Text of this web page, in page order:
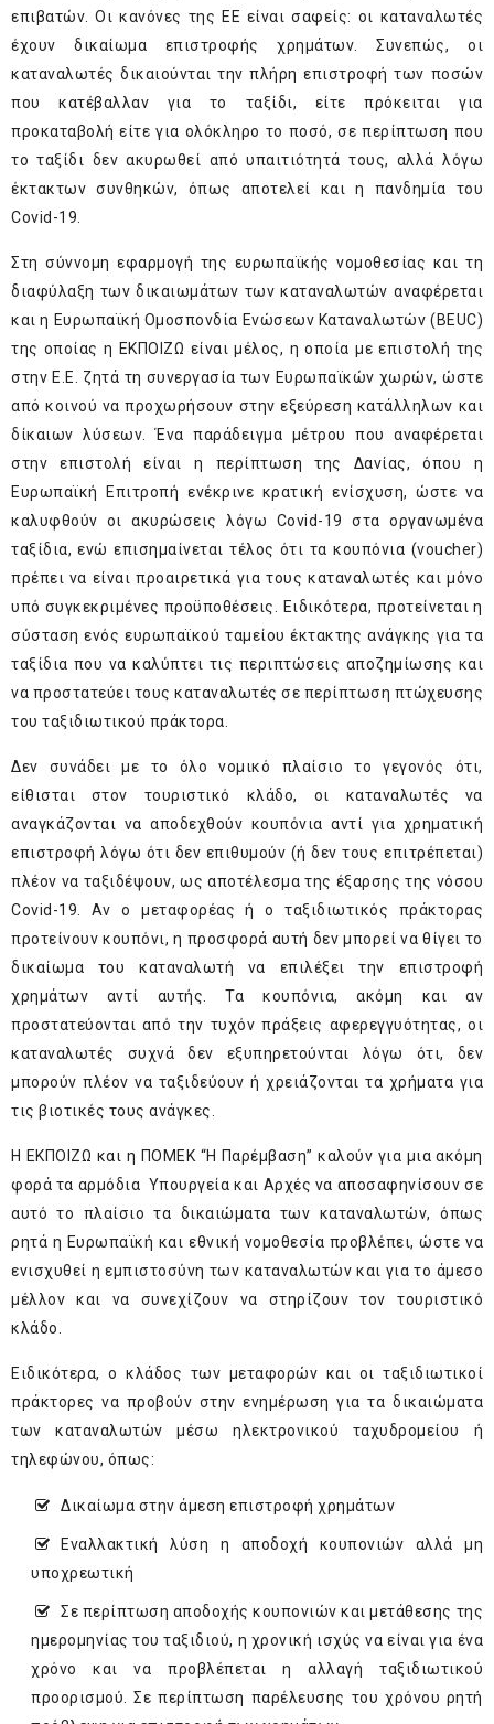
επιβατών. Οι κανόνες της ΕΕ είναι σαφείς: οι καταναλωτές
έχουν δικαίωμα επιστροφής χρημάτων. Συνεπώς, οι
καταναλωτές δικαιούνται την πλήρη επιστροφή των ποσών
που κατέβαλλαν για το ταξίδι, είτε πρόκειται για
προκαταβολή είτε για ολόκληρο το ποσό, σε περίπτωση που
το ταξίδι δεν ακυρωθεί από υπαιτιότητά τους, αλλά λόγω
έκτακτων συνθηκών, όπως αποτελεί και η πανδημία του
Covid-19.
Στη σύννομη εφαρμογή της ευρωπαϊκής νομοθεσίας και τη
διαφύλαξη των δικαιωμάτων των καταναλωτών αναφέρεται
και η Ευρωπαϊκή Ομοσπονδία Ενώσεων Καταναλωτών (BEUC)
της οποίας η ΕΚΠΟΙΖΩ είναι μέλος, η οποία με επιστολή της
στην Ε.Ε. ζητά τη συνεργασία των Ευρωπαϊκών χωρών, ώστε
από κοινού να προχωρήσουν στην εξεύρεση κατάλληλων και
δίκαιων λύσεων. Ένα παράδειγμα μέτρου που αναφέρεται
στην επιστολή είναι η περίπτωση της Δανίας, όπου η
Ευρωπαϊκή Επιτροπή ενέκρινε κρατική ενίσχυση, ώστε να
καλυφθούν οι ακυρώσεις λόγω Covid-19 στα οργανωμένα
ταξίδια, ενώ επισημαίνεται τέλος ότι τα κουπόνια (voucher)
πρέπει να είναι προαιρετικά για τους καταναλωτές και μόνο
υπό συγκεκριμένες προϋποθέσεις. Ειδικότερα, προτείνεται η
σύσταση ενός ευρωπαϊκού ταμείου έκτακτης ανάγκης για τα
ταξίδια που να καλύπτει τις περιπτώσεις αποζημίωσης και
να προστατεύει τους καταναλωτές σε περίπτωση πτώχευσης
του ταξιδιωτικού πράκτορα.
Δεν συνάδει με το όλο νομικό πλαίσιο το γεγονός ότι,
είθισται στον τουριστικό κλάδο, οι καταναλωτές να
αναγκάζονται να αποδεχθούν κουπόνια αντί για χρηματική
επιστροφή λόγω ότι δεν επιθυμούν (ή δεν τους επιτρέπεται)
πλέον να ταξιδέψουν, ως αποτέλεσμα της έξαρσης της νόσου
Covid-19. Αν ο μεταφορέας ή ο ταξιδιωτικός πράκτορας
προτείνουν κουπόνι, η προσφορά αυτή δεν μπορεί να θίγει το
δικαίωμα του καταναλωτή να επιλέξει την επιστροφή
χρημάτων αντί αυτής. Τα κουπόνια, ακόμη και αν
προστατεύονται από την τυχόν πράξεις αφερεγγυότητας, οι
καταναλωτές συχνά δεν εξυπηρετούνται λόγω ότι, δεν
μπορούν πλέον να ταξιδεύουν ή χρειάζονται τα χρήματα για
τις βιοτικές τους ανάγκες.
Η ΕΚΠΟΙΖΩ και η ΠΟΜΕΚ “Η Παρέμβαση” καλούν για μια ακόμη
φορά τα αρμόδια Υπουργεία και Αρχές να αποσαφηνίσουν σε
αυτό το πλαίσιο τα δικαιώματα των καταναλωτών, όπως
ρητά η Ευρωπαϊκή και εθνική νομοθεσία προβλέπει, ώστε να
ενισχυθεί η εμπιστοσύνη των καταναλωτών και για το άμεσο
μέλλον και να συνεχίζουν να στηρίζουν τον τουριστικό
κλάδο.
Ειδικότερα, ο κλάδος των μεταφορών και οι ταξιδιωτικοί
πράκτορες να προβούν στην ενημέρωση για τα δικαιώματα
των καταναλωτών μέσω ηλεκτρονικού ταχυδρομείου ή
τηλεφώνου, όπως:
Δικαίωμα στην άμεση επιστροφή χρημάτων
Εναλλακτική λύση η αποδοχή κουπονιών αλλά μη
υποχρεωτική
Σε περίπτωση αποδοχής κουπονιών και μετάθεσης της
ημερομηνίας του ταξιδιού, η χρονική ισχύς να είναι για ένα
χρόνο και να προβλέπεται η αλλαγή ταξιδιωτικού
προορισμού. Σε περίπτωση παρέλευσης του χρόνου ρητή